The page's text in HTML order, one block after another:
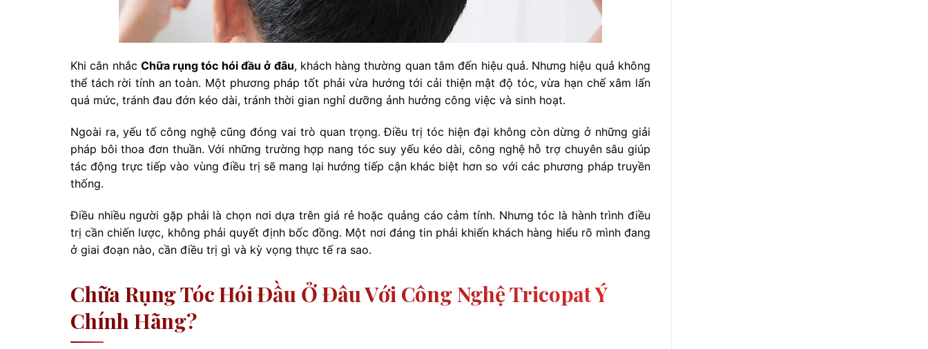
Khi cân nhắc Chữa rụng tóc hói đầu ở đâu, khách hàng thường quan tâm đến hiệu quả. Nhưng hiệu quả không
thể tách rời tính an toàn. Một phương pháp tốt phải vừa hướng tới cải thiện mật độ tóc, vừa hạn chế xâm lấn
quá mức, tránh đau đớn kéo dài, tránh thời gian nghỉ dưỡng ảnh hưởng công việc và sinh hoạt.
Ngoài ra, yếu tố công nghệ cũng đóng vai trò quan trọng. Điều trị tóc hiện đại không còn dừng ở những giải
pháp bôi thoa đơn thuần. Với những trường hợp nang tóc suy yếu kéo dài, công nghệ hỗ trợ chuyên sâu giúp
tác động trực tiếp vào vùng điều trị sẽ mang lại hướng tiếp cận khác biệt hơn so với các phương pháp truyền
thống.
Điều nhiều người gặp phải là chọn nơi dựa trên giá rẻ hoặc quảng cáo cảm tính. Nhưng tóc là hành trình điều
trị cần chiến lược, không phải quyết định bốc đồng. Một nơi đáng tin phải khiến khách hàng hiểu rõ mình đang
ở giai đoạn nào, cần điều trị gì và kỳ vọng thực tế ra sao.
Chữa Rụng Tóc Hói Đầu Ở Đâu Với Công Nghệ Tricopat Ý
Chính Hãng?